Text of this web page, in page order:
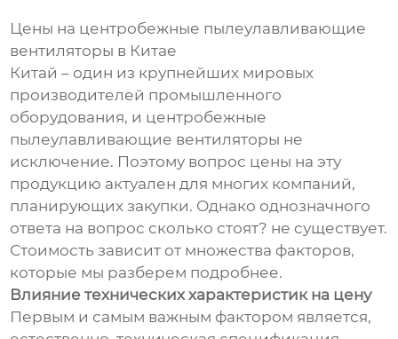
Цены на центробежные пылеулавливающие
вентиляторы в Китае
Китай – один из крупнейших мировых
производителей промышленного
оборудования, и центробежные
пылеулавливающие вентиляторы не
исключение. Поэтому вопрос цены на эту
продукцию актуален для многих компаний,
планирующих закупки. Однако однозначного
ответа на вопрос сколько стоят? не существует.
Стоимость зависит от множества факторов,
которые мы разберем подробнее.
Влияние технических характеристик на цену
Первым и самым важным фактором является,